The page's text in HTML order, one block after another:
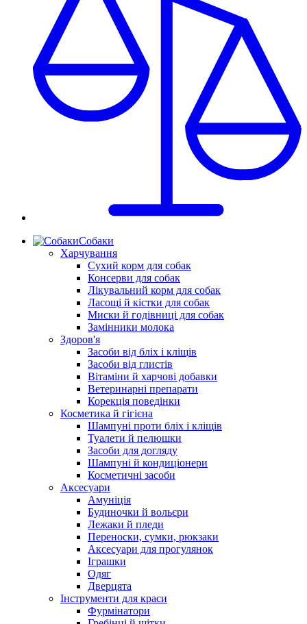
Собаки
Харчування
Сухий корм для собак
Консерви для собак
Лікувальний корм для собак
Ласощі й кістки для собак
Миски й годівниці для собак
Замінники молока
Здоров'я
Засоби від бліх і кліщів
Засоби від глистів
Вітаміни й харчові добавки
Ветеринарні препарати
Корекція поведінки
Косметика й гігієна
Шампуні проти бліх і кліщів
Туалети й пелюшки
Засоби для догляду
Шампуні й кондиціонери
Косметичні засоби
Аксесуари
Амуніція
Будиночки й вольєри
Лежаки й пледи
Переноски, сумки, рюкзаки
Аксесуари для прогулянок
Іграшки
Одяг
Дверцята
Інструменти для краси
Фурмінатори